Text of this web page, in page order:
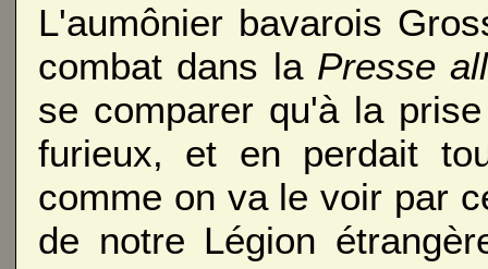
L'aumônier bavarois
combat dans laPresse
se comparer qu'à la
furieux, et en perdait
comme on va le voir par
de notre Légion